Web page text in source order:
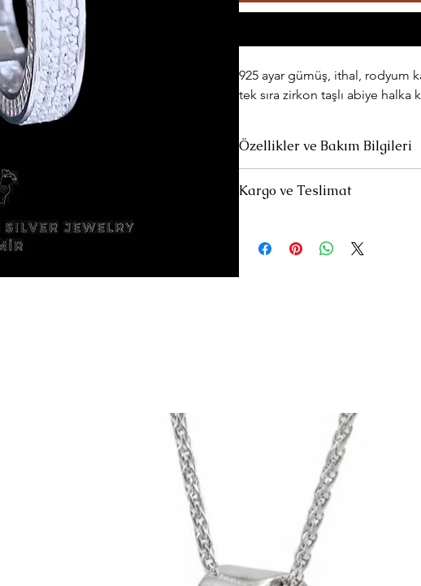
925 ayar gümüş, ithal, rodyum
tek sıra zirkon taşlı abiye halka
Özellikler ve Bakım Bilgileri
Uzun süre kullanılmadığında özel
Kargo ve Teslimat
siparişlerinizin yola çıktığına
Et" linki ile kargonuzun hangi